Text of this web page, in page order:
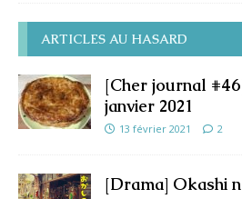
ARTICLES AU HASARD
[Cher journal
janvier 2021
13 février 2021 2
[Drama] Okashi